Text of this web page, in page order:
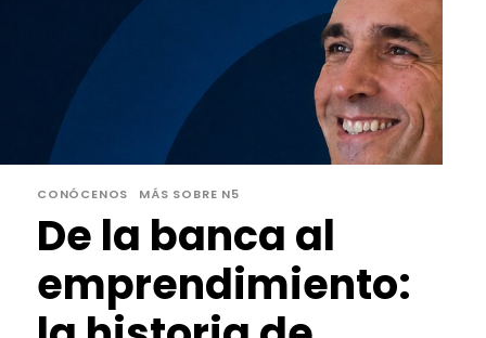
CONÓCENOS MÁS SOBRE N5
De la banca al
emprendimiento: